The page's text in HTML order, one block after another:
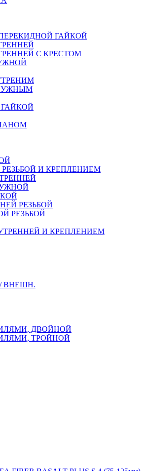
ГАЙКОЙ
С КРЕСТОМ
И КРЕПЛЕНИЕМ
РЕЗЬБОЙ
РЕЗЬБОЙ
И КРЕПЛЕНИЕМ
ВНЕШН.
ДВОЙНОЙ
ТРОЙНОЙ